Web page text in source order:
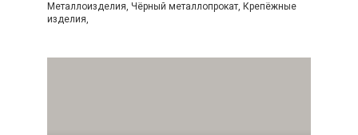
Металлоизделия, Чёрный металлопрокат, Крепёжные
изделия,